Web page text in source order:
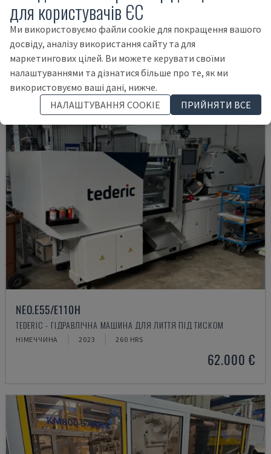
MA900ІІ
HAITIAN - ГІДРАВЛІЧНА МАШИНА ДЛЯ ЛИТТЯ ПІД ТИСКОМ
БОЛГАРІЯ
19.000 €
NEO.E55/E110H
TEDERIC - ГІДРАВЛІЧНА МАШИНА ДЛЯ ЛИТТЯ ПІД ТИСКОМ
НІМЕЧЧИНА 2023 260 HRS
62.000 €
для користувачів ЄС
Ми використовуємо файли cookie для покращення вашого
досвіду, аналізу використання сайту та для
маркетингових цілей. Ви можете керувати своїми
налаштуваннями та дізнатися більше про те, як ми
використовуємо ваші дані, нижче.
НАЛАШТУВАННЯ COOKIE
ПРИЙНЯТИ ВСЕ